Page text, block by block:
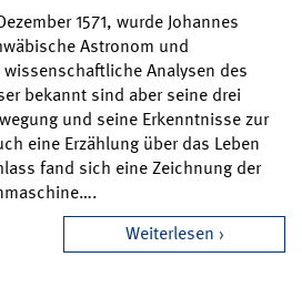
1571, wurde Johannes
Astronom und
Analysen des
bekannt sind aber seine drei
und seine Erkenntnisse zur
eine Erzählung über das Leben
fand sich eine Zeichnung der
Weiterlesen